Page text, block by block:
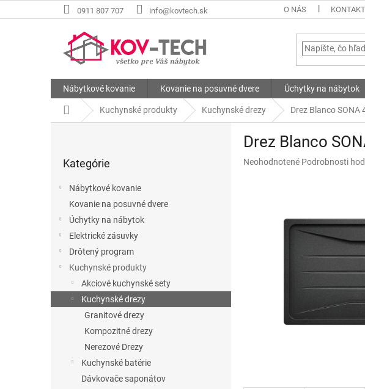
na
0911 807 707 info@kovtech.sk O NÁS
Nábytkové kovanie Kovanie na posuvné dvere Úchytky na nábytok
DomovKuchynské produkty Kuchynské drezy Drez Blanco SONA
kategórie
Kategórie
Nábytkové kovanie
Kovanie na posuvné dvere
Úchytky na nábytok
Elektrické zásuvky
Drôtený program
Kuchynské produkty
Akciové kuchynské sety
Kuchynské drezy
Granitové drezy
Kompozitné drezy
Nerezové Drezy
Kuchynské batérie
Dávkovače saponátov
Drez Blanco
Priemerné
Neohodnotené Podrobnosti